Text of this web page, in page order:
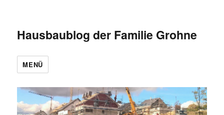
Hausbaublog der Familie Grohne
MENÜ